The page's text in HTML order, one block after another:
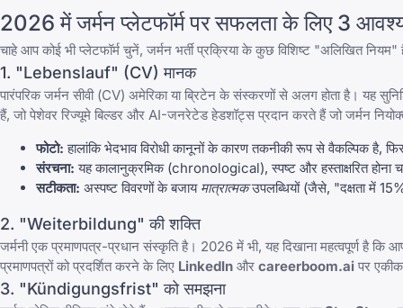
2026 में जर्मन प्लेटफॉर्म पर सफलता के लिए 3
चाहे आप कोई भी प्लेटफॉर्म चुनें, जर्मन भर्ती प्रक्रिया के कुछ विशिष्ट "अलिखित
1. "Lebenslauf" (CV) मानक
पारंपरिक जर्मन सीवी (CV) अमेरिका या ब्रिटेन के संस्करणों से अलग होता है। यह
हैं, जो पेशेवर रिज्यूमे बिल्डर और AI-जनरेटेड हेडशॉट्स प्रदान करते हैं जो जर्मन
फोटो: हालांकि भेदभाव विरोधी कानूनों के कारण तकनीकी रूप से वैकल्पिक
संरचना: यह कालानुक्रमिक (chronological), स्पष्ट और हस्ताक्षरित होना
सटीकता: अस्पष्ट विवरणों के बजाय मात्रात्मकउपलब्धियों (जैसे, "दक्षता में
2. "Weiterbildung" की शक्ति
जर्मनी एक प्रमाणपत्र-प्रधान संस्कृति है। 2026 में भी, यह दिखाना महत्वपूर्ण है कि
प्रमाणपत्रों को प्रदर्शित करने के लिए LinkedIn और careerboom.ai पर
3. "Kündigungsfrist" को समझना